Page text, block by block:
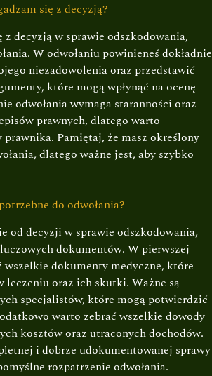
się z decyzją?
z decyzją w sprawie odszkodowania,
W odwołaniu powinieneś dokładnie
niezadowolenia oraz przedstawić
które mogą wpłynąć na ocenę
odwołania wymaga staranności oraz
prawnych, dlatego warto
prawnika. Pamiętaj, że masz określony
dlatego ważne jest, aby szybko
do odwołania?
od decyzji w sprawie odszkodowania,
dokumentów. W pierwszej
dokumenty medyczne, które
leczeniu oraz ich skutki. Ważne są
specjalistów, które mogą potwierdzić
warto zebrać wszelkie dowody
kosztów oraz utraconych dochodów.
i dobrze udokumentowanej sprawy
rozpatrzenie odwołania.